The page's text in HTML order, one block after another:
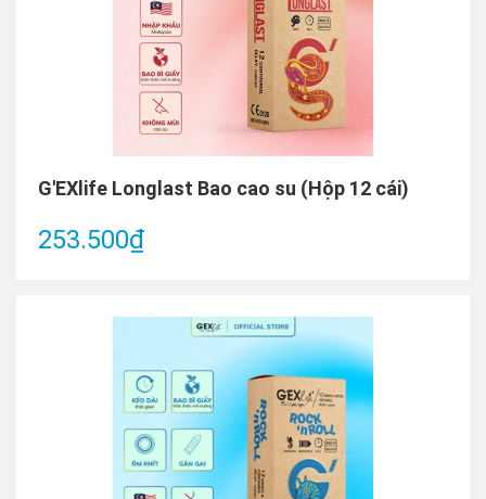
G'EXlife Longlast Bao cao su (Hộp 12 cái)
253.500₫